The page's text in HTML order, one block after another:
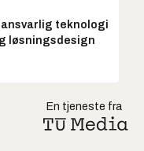
teknologi
løsningsdesign
En tjeneste fra